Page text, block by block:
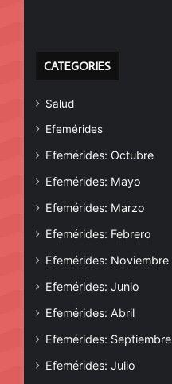
CATEGORIES
Salud
Efemérides
Efemérides: Octubre
Efemérides: Mayo
Efemérides: Marzo
Efemérides: Febrero
Efemérides: Noviembre
Efemérides: Junio
Efemérides: Abril
Efemérides: Septiembre
Efemérides: Julio